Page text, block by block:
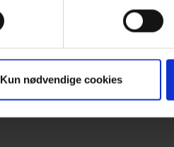
Kun nødvendige cookies